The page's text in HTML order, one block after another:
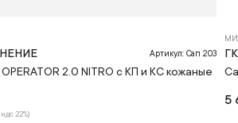
Артикул: Сап 203
2.0 NITRO с КП и КС кожаные
22%)
5